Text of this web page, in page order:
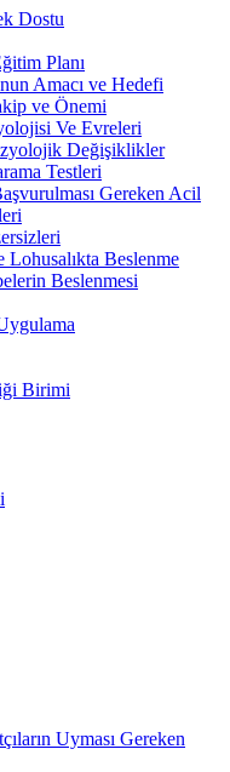
Dostu
Planı
Amacı ve Hedefi
ve Önemi
Ve Evreleri
Değişiklikler
Testleri
Gereken Acil
Lohusalıkta Beslenme
Beslenmesi
Birimi
Uyması Gereken